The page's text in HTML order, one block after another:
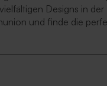
Designs in der
und finde die